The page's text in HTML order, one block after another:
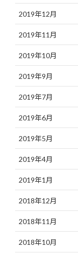
2019年12月
2019年11月
2019年10月
2019年9月
2019年7月
2019年6月
2019年5月
2019年4月
2019年1月
2018年12月
2018年11月
2018年10月